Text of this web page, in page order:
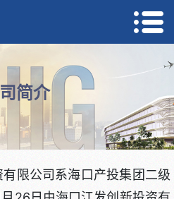
简介
限公司系海口产投集团二级